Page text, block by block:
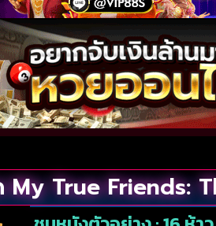
My True Friends: